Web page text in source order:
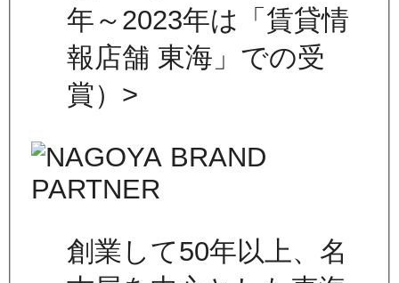
年～2023年は「賃貸情
報店舗 東海」での受
賞）>
創業して50年以上、名